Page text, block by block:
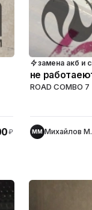
₽
замена акб и
не
ROAD COMBO 7
ММ Михайлов М.